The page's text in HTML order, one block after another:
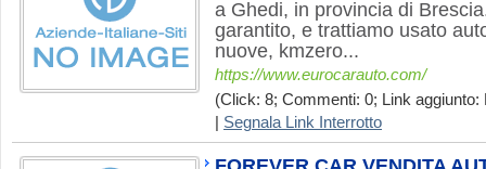
a Ghedi, in provincia di
garantito, e trattiamo usato
nuove, kmzero...
https://www.eurocarauto.com/
(Click: 8; Commenti: 0; Link aggiunto:
Segnala Link Interrotto